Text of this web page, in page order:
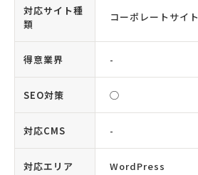
対応サイト種
類
コーポレートサイト
得意業界 -
SEO対策 ◯
対応CMS -
対応エリア WordPress